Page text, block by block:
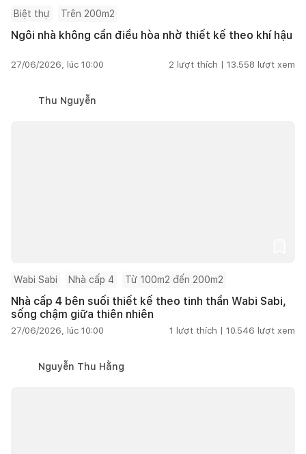
Biệt thự Trên 200m2
Ngôi nhà không cần điều hòa nhờ thiết kế theo khí hậu
27/06/2026, lúc 10:00 2 lượt thích | 13.558 lượt xem
Thu Nguyễn
Wabi Sabi Nhà cấp 4 Từ 100m2 đến 200m2
Nhà cấp 4 bên suối thiết kế theo tinh thần Wabi Sabi,
sống chậm giữa thiên nhiên
27/06/2026, lúc 10:00 1 lượt thích | 10.546 lượt xem
Nguyễn Thu Hằng